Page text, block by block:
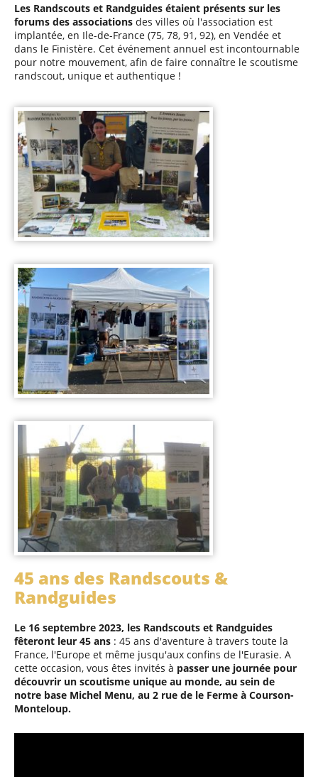
Les Randscouts et Randguides étaient présents sur les
forums des associations des villes où l'association est
implantée, en Ile-de-France (75, 78, 91, 92), en Vendée et
dans le Finistère. Cet événement annuel est incontournable
pour notre mouvement, afin de faire connaître le scoutisme
randscout, unique et authentique !
45 ans des Randscouts &
Randguides
Le 16 septembre 2023, les Randscouts et Randguides
fêteront leur 45 ans : 45 ans d'aventure à travers toute la
France, l'Europe et même jusqu'aux confins de l'Eurasie. A
cette occasion, vous êtes invités à passer une journée pour
découvrir un scoutisme unique au monde, au sein de
notre base Michel Menu, au 2 rue de le Ferme à Courson-
Monteloup.